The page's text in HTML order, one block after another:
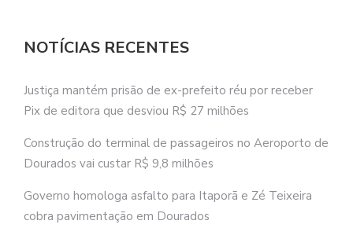
NOTÍCIAS RECENTES
Justiça mantém prisão de ex-prefeito réu por receber
Pix de editora que desviou R$ 27 milhões
Construção do terminal de passageiros no Aeroporto de
Dourados vai custar R$ 9,8 milhões
Governo homologa asfalto para Itaporã e Zé Teixeira
cobra pavimentação em Dourados